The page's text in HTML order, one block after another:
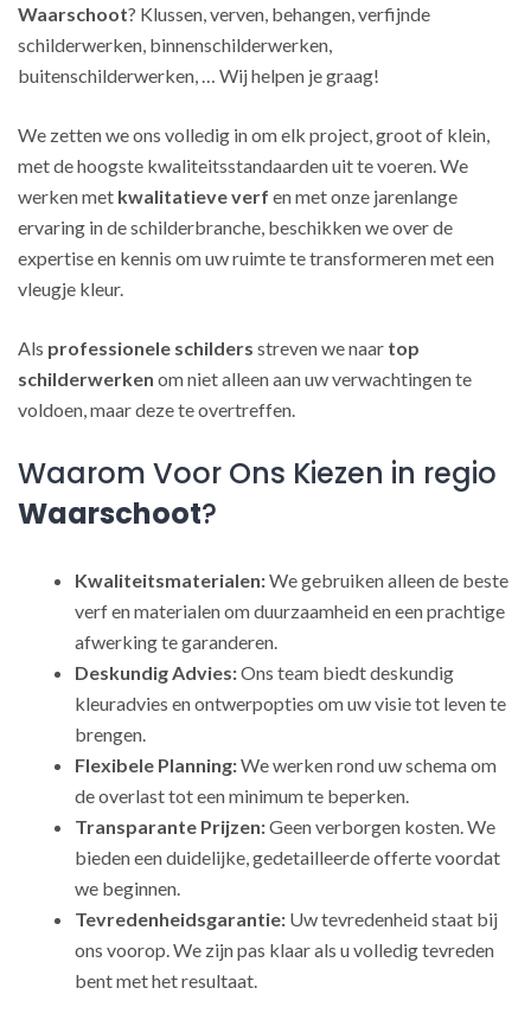
Waarschoot? Klussen, verven, behangen, verfijnde
schilderwerken, binnenschilderwerken,
buitenschilderwerken, … Wij helpen je graag!
We zetten we ons volledig in om elk project, groot of klein,
met de hoogste kwaliteitsstandaarden uit te voeren. We
werken met kwalitatieve verf en met onze jarenlange
ervaring in de schilderbranche, beschikken we over de
expertise en kennis om uw ruimte te transformeren met een
vleugje kleur.
Als professionele schilders streven we naar top
schilderwerken om niet alleen aan uw verwachtingen te
voldoen, maar deze te overtreffen.
Waarom Voor Ons Kiezen in regio
Waarschoot?
Kwaliteitsmaterialen:We gebruiken alleen de beste
verf en materialen om duurzaamheid en een prachtige
afwerking te garanderen.
Deskundig Advies:Ons team biedt deskundig
kleuradvies en ontwerpopties om uw visie tot leven te
brengen.
Flexibele Planning:We werken rond uw schema om
de overlast tot een minimum te beperken.
Transparante Prijzen:Geen verborgen kosten. We
bieden een duidelijke, gedetailleerde offerte voordat
we beginnen.
Tevredenheidsgarantie: Uw tevredenheid staat bij
ons voorop. We zijn pas klaar als u volledig tevreden
bent met het resultaat.